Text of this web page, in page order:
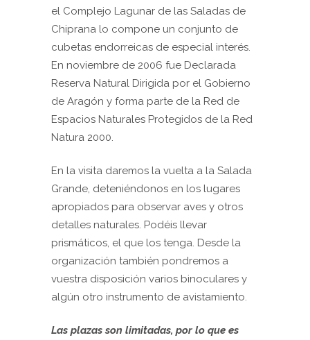
el Complejo Lagunar de las Saladas de
Chiprana lo compone un conjunto de
cubetas endorreicas de especial interés.
En noviembre de 2006 fue Declarada
Reserva Natural Dirigida por el Gobierno
de Aragón y forma parte de la Red de
Espacios Naturales Protegidos de la Red
Natura 2000.
En la visita daremos la vuelta a la Salada
Grande, deteniéndonos en los lugares
apropiados para observar aves y otros
detalles naturales. Podéis llevar
prismáticos, el que los tenga. Desde la
organización también pondremos a
vuestra disposición varios binoculares y
algún otro instrumento de avistamiento.
Las plazas son limitadas, por lo que es